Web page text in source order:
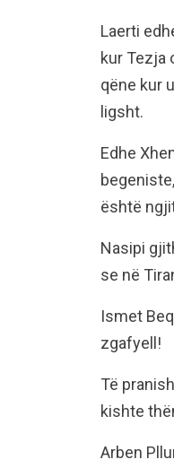
Laerti
kur Tezja
qëne kur
ligsht.
Edhe
është
Nasipi
se në
Ismet
zgafyell!
Të
kishte
Arben